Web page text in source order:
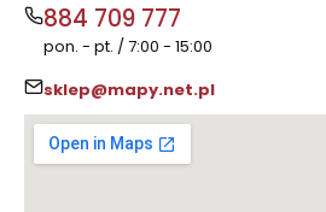
884 709 777
pon. - pt. / 7:00 - 15:00
sklep@mapy.net.pl